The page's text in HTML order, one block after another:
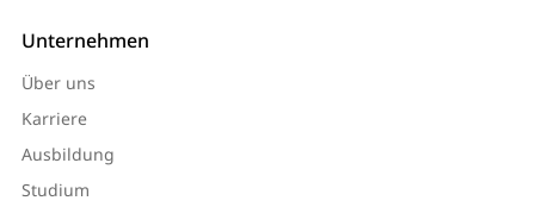
Unternehmen
Über uns
Karriere
Ausbildung
Studium